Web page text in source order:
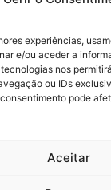
experiências,
e/ou aceder a
nos
ou IDs
pode
Aceitar
Submeter
perfeita para o